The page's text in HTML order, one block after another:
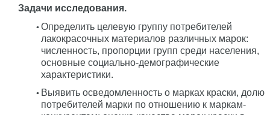
Задачи исследования.
Определить целевую группу потребителей
лакокрасочных материалов различных марок:
численность, пропорции групп среди населения,
основные социально-демографические
характеристики.
Выявить осведомленность о марках краски, долю
потребителей марки по отношению к маркам-